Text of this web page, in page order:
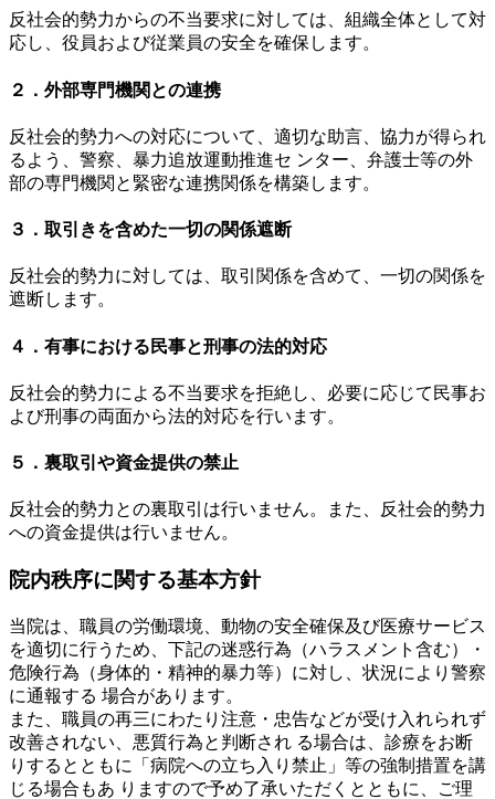
反社会的勢力からの不当要求に対しては、組織全体として対
応し、役員および従業員の安全を確保します。
２．外部専門機関との連携
反社会的勢力への対応について、適切な助言、協力が得られ
るよう、警察、暴力追放運動推進セ ンター、弁護士等の外
部の専門機関と緊密な連携関係を構築します。
３．取引きを含めた一切の関係遮断
反社会的勢力に対しては、取引関係を含めて、一切の関係を
遮断します。
４．有事における民事と刑事の法的対応
反社会的勢力による不当要求を拒絶し、必要に応じて民事お
よび刑事の両面から法的対応を行います。
５．裏取引や資金提供の禁止
反社会的勢力との裏取引は行いません。また、反社会的勢力
への資金提供は行いません。
院内秩序に関する基本方針
当院は、職員の労働環境、動物の安全確保及び医療サービス
を適切に行うため、下記の迷惑行為（ハラスメント含む）・
危険行為（身体的・精神的暴力等）に対し、状況により警察
に通報する 場合があります。
また、職員の再三にわたり注意・忠告などが受け入れられず
改善されない、悪質行為と判断され る場合は、診療をお断
りするとともに「病院への立ち入り禁止」等の強制措置を講
じる場合もあ りますので予め了承いただくとともに、ご理